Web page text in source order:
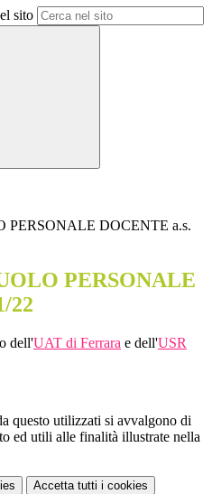
sito
DOCENTE a.s.
PERSONALE
22
dell'UAT di Ferrara e dell'USR
questo utilizzati si avvalgono di
ed utili alle finalità illustrate nella
Accetta tutti i cookies